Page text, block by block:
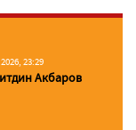
23:29
Акбаров